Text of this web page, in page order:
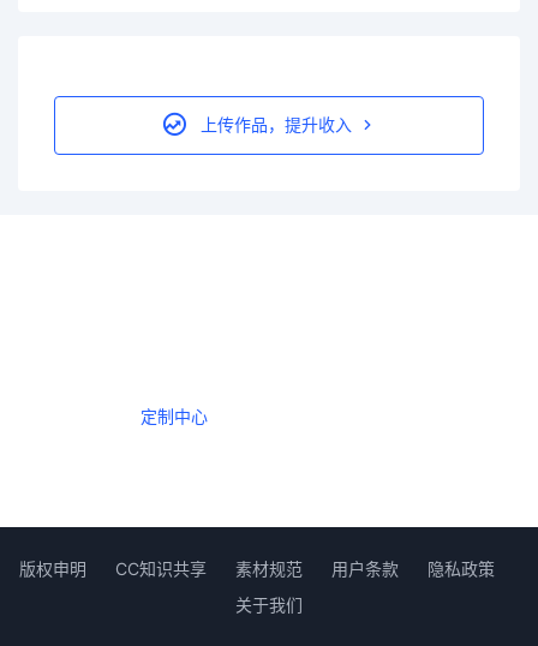
上传作品，提升收入
定制中心
版权申明 CC知识共享 素材规范 用户条款
隐私政策
关于我们